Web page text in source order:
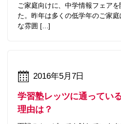
ご家庭向けに、中学情報フェア
た。昨年は多くの低学年のご家
な雰囲 […]
2016年5月7日
学習塾レッツに通ってい
理由は？